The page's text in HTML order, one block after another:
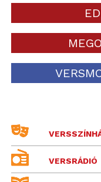
VERSRÁDIÓ